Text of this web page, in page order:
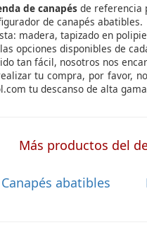
de canapés de referencia
de canapés abatibles.
madera, tapizado en
opciones disponibles de
tan fácil, nosotros nos
tu compra, por favor,
tu descanso de alta
Más productos del
Canapés abatibles